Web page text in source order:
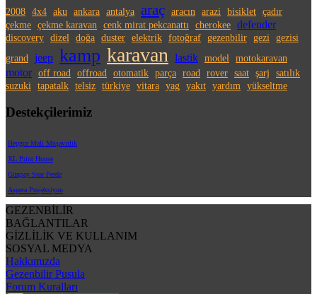
2008 4x4 aku ankara antalya araç aracın arazi bisiklet çadır
çekme çekme karavan cenk mirat pekcanattı cherokee defender
discovery dizel doğa duster elektrik fotoğraf gezenbilir gezi
gezisi
grand
jeep kamp karavan lastik model motokaravan
motor off road offroad otomatik parça road rover saat şarj
satılık
suzuki
tapatalk telsiz türkiye vitara yag yakıt yardım yükseltme
Destekçilerimiz
Hepgur Mali Müşavirlik
XL Print House
Günpay Stor Perde
Aspera Projeksiyon
GEZENBİLİR
BAĞLANTILAR
GİZLİLİK VE KULLANIM
SOSYAL MEDYA
Hakkımızda
Gezenbilir Pusula
Forum Kuralları